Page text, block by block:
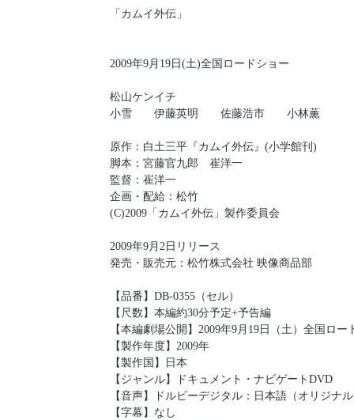
「カムイ外伝」
2009年9月19日(土)全国ロードショー
松山ケンイチ
小雪 伊藤英明 佐藤浩市 小林薫
原作：白土三平『カムイ外伝』(小学館刊)
脚本：宮藤官九郎 崔洋一
監督：崔洋一
企画・配給：松竹
(C)2009「カムイ外伝」製作委員会
2009年9月2日リリース
発売・販売元：松竹株式会社 映像商品部
【品番】DB-0355（セル）
【尺数】本編約30分予定+予告編
【本編劇場公開】2009年9月19日（土）全国ロー
【製作年度】2009年
【製作国】日本
【ジャンル】ドキュメント・ナビゲートDVD
【音声】ドルビーデジタル：日本語（オリジナ
【字幕】なし